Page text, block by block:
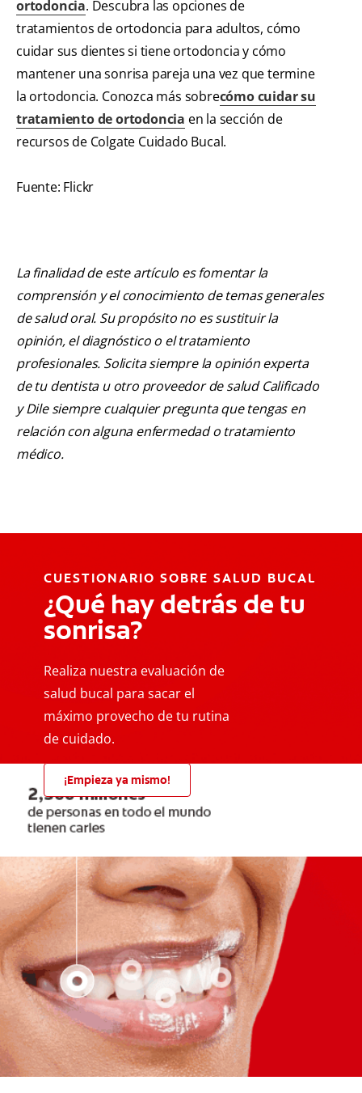
ortodoncia. Descubra las opciones de
tratamientos de ortodoncia para adultos, cómo
cuidar sus dientes si tiene ortodoncia y cómo
mantener una sonrisa pareja una vez que termine
la ortodoncia. Conozca más sobrecómo cuidar su
tratamiento de ortodoncia en la sección de
recursos de Colgate Cuidado Bucal.
Fuente: Flickr
La finalidad de este artículo es fomentar la
comprensión y el conocimiento de temas generales
de salud oral. Su propósito no es sustituir la
opinión, el diagnóstico o el tratamiento
profesionales. Solicita siempre la opinión experta
de tu dentista u otro proveedor de salud Calificado
y Dile siempre cualquier pregunta que tengas en
relación con alguna enfermedad o tratamiento
médico.
CUESTIONARIO SOBRE SALUD BUCAL
¿Qué hay detrás de tu
sonrisa?
Realiza nuestra evaluación de
salud bucal para sacar el
máximo provecho de tu rutina
de cuidado.
¡Empieza ya mismo!